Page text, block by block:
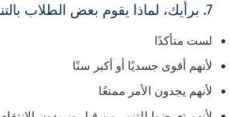
7. برأيك، لماذا يقوم بعض الطلاب بالتنمر على غيرهم؟
لست متأكدًا
لأنهم أقوى جسديًا أو أكبر سنًا
لأنهم يجدون الأمر ممتعًا